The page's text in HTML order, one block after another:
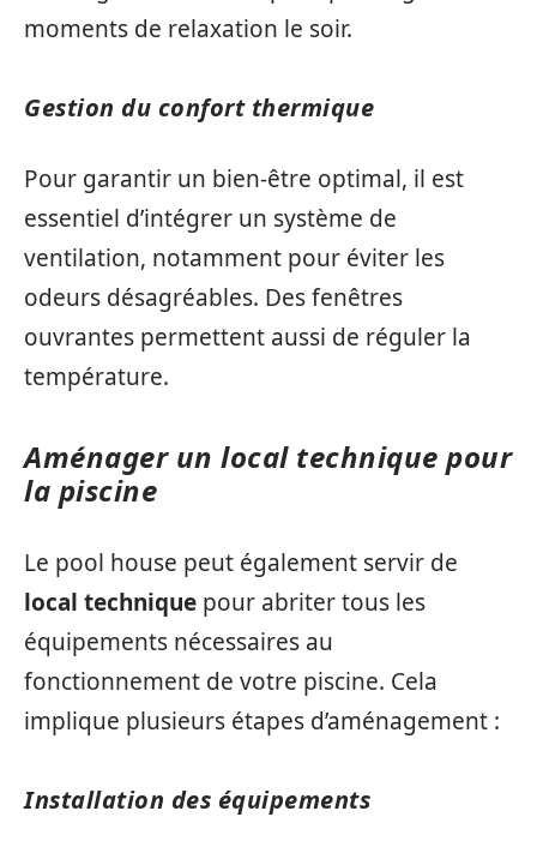
moments de relaxation le soir.
Gestion du confort thermique
Pour garantir un bien-être optimal, il est
essentiel d’intégrer un système de
ventilation, notamment pour éviter les
odeurs désagréables. Des fenêtres
ouvrantes permettent aussi de réguler la
température.
Aménager un local technique pour
la piscine
Le pool house peut également servir de
local technique pour abriter tous les
équipements nécessaires au
fonctionnement de votre piscine. Cela
implique plusieurs étapes d’aménagement :
Installation des équipements